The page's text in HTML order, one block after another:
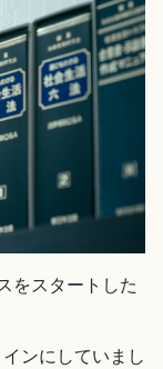
をスタートした
ンにしていまし